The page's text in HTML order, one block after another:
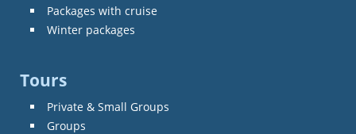
Packages with cruise
Winter packages
Tours
Private & Small Groups
Groups